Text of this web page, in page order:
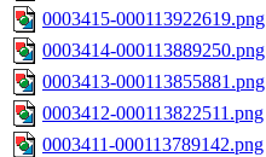
0003415-000113922619.png
0003414-000113889250.png
0003413-000113855881.png
0003412-000113822511.png
0003411-000113789142.png